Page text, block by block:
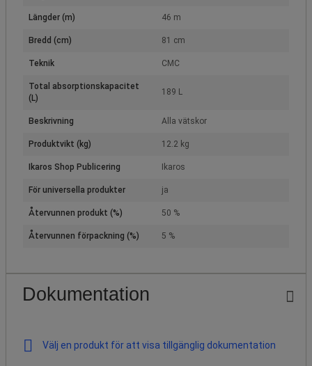
Längder (m) 46 m
Bredd (cm) 81 cm
Teknik CMC
Total absorptionskapacitet
(L)
189 L
Beskrivning Alla vätskor
Produktvikt (kg) 12.2 kg
Ikaros Shop Publicering Ikaros
För universella produkter ja
Återvunnen produkt (%) 50 %
Återvunnen förpackning (%) 5 %
Dokumentation
Välj en produkt för att visa tillgänglig dokumentation